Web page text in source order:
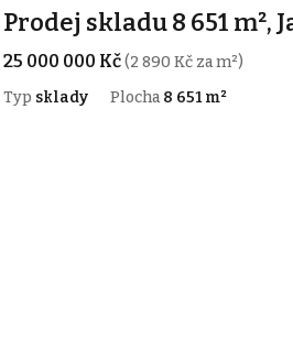
Prodej skladu 8 651 m²,
25 000 000 Kč(2 890 Kč za m²)
Typ sklady Plocha 8 651 m²